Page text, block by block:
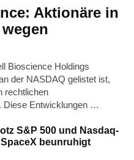
Aktionäre in
Bioscience Holdings
der NASDAQ gelistet ist,
rechtlichen
Diese Entwicklungen …
S&P 500 und Nasdaq-
beunruhigt